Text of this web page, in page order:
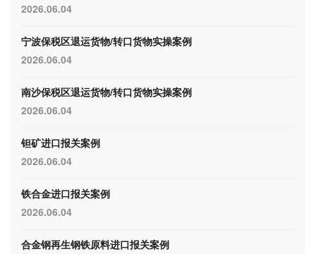
2026.06.04
宁波保税区退运货物/转口货物实操案例
2026.06.04
南沙保税区退运货物/转口货物实操案例
2026.06.04
钽矿进口报关案例
2026.06.04
铁合金进口报关案例
2026.06.04
合金钢再生钢铁原料进口报关案例